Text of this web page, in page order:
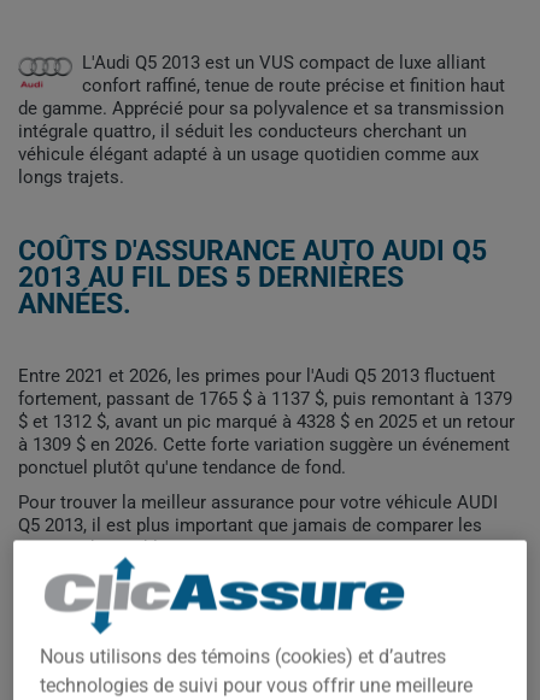
L'Audi Q5 2013 est un VUS compact de luxe alliant
confort raffiné, tenue de route précise et finition haut
de gamme. Apprécié pour sa polyvalence et sa transmission
intégrale quattro, il séduit les conducteurs cherchant un
véhicule élégant adapté à un usage quotidien comme aux
longs trajets.
COÛTS D'ASSURANCE AUTO AUDI Q5
2013 AU FIL DES 5 DERNIÈRES
ANNÉES.
Entre 2021 et 2026, les primes pour l'Audi Q5 2013 fluctuent
fortement, passant de 1765 $ à 1137 $, puis remontant à 1379
$ et 1312 $, avant un pic marqué à 4328 $ en 2025 et un retour
à 1309 $ en 2026. Cette forte variation suggère un événement
ponctuel plutôt qu'une tendance de fond.
Pour trouver la meilleur assurance pour votre véhicule AUDI
Q5 2013, il est plus important que jamais de comparer les
options disponibles.
Nous utilisons des témoins (cookies) et d’autres
technologies de suivi pour vous offrir une meilleure